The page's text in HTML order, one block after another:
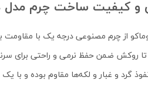
و کیفیت ساخت چرم مدل
روکش ضمن حفظ نرمی و راحتی برای
نفوذ گرد و غبار و لکه‌ها مقاوم بوده